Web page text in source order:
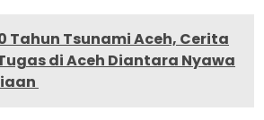
Tahun Tsunami Aceh, Cerita
di Aceh Diantara Nyawa